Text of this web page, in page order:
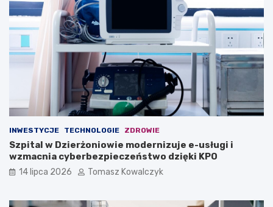
INWESTYCJE TECHNOLOGIE ZDROWIE
Szpital w Dzierżoniowie modernizuje e-usługi i
wzmacnia cyberbezpieczeństwo dzięki KPO
14 lipca 2026 Tomasz Kowalczyk